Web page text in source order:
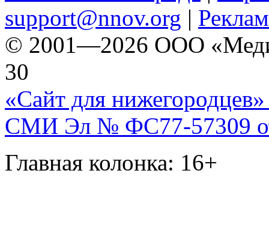
support@nnov.org |
© 2001—2026 ООО
30
«Сайт для нижегородцев»
СМИ Эл № ФС77-57309
Главная колонка: 16+